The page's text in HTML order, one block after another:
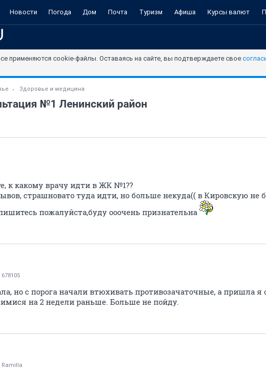
Новости Погода Дом Почта Туризм Афиша Курсы валют
применяются cookie-файлы. Оставаясь на сайте, вы подтверждаете свое
Здоровье и медицина
№1 Ленинский район
к какому врачу идти в ЖК №1??
страшновато туда идти, но больше некуда(( в Кировскую не
пожалуйста,буду ооочень признательна
678105
но с порога начали втюхивать противозачаточные, а пришла
на 2 недели раньше. Больше не пойду.
Ramilla